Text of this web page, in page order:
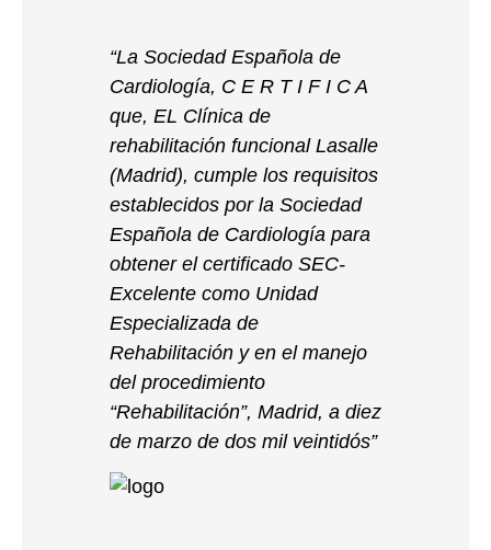
“La Sociedad Española de
Cardiología, C E R T I F I C A
que, EL Clínica de
rehabilitación funcional Lasalle
(Madrid), cumple los requisitos
establecidos por la Sociedad
Española de Cardiología para
obtener el certificado SEC-
Excelente como Unidad
Especializada de
Rehabilitación y en el manejo
del procedimiento
“Rehabilitación”, Madrid, a diez
de marzo de dos mil veintidós”